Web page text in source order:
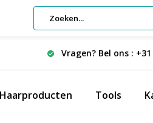
Vragen? Bel ons : +31
Haarproducten Tools